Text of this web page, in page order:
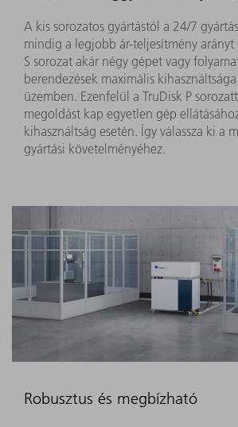
A kis sorozatos gyártástól a 24/7
mindig a legjobb ár-teljesítmény arányt
S sorozat akár négy gépet vagy
berendezések maximális
üzemben. Ezenfelül a TruDisk P
megoldást kap egyetlen gép
kihasználtság esetén. Így válassza ki a
gyártási követelményéhez.
Robusztus és megbízható